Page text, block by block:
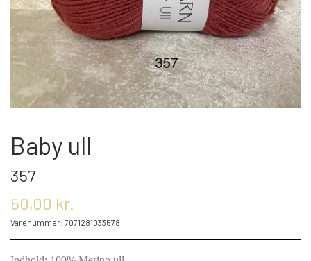
KONTAKT OS
MARKEDER
KATEGORIER
Baby ull
357
50,00 kr.
Varenummer: 7071281033578